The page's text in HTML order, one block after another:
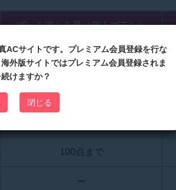
プレミアム会員（個人プラン）
無制限
100点まで
ー
ACサイトです。プレミアム会員登録を行な
外版サイトではプレミアム会員登録されま
けますか？
閉じる